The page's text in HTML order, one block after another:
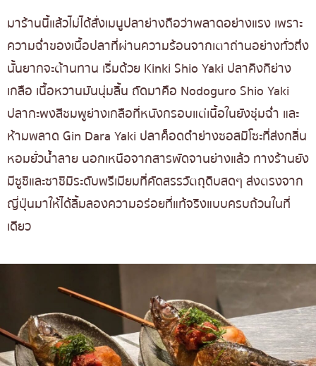
มาร้านนี้แล้วไม่ได้สั่งเมนูปลาย่างถือว่าพลาดอย่างแรง เพราะ
ความฉ่ำของเนื้อปลาที่ผ่านความร้อนจากเตาถ่านอย่างทั่วถึง
นั้นยากจะต้านทาน เริ่มด้วย Kinki Shio Yaki ปลาคิงกิย่าง
เกลือ เนื้อหวานมันนุ่มลิ้น ถัดมาคือ Nodoguro Shio Yaki
ปลากะพงสีชมพูย่างเกลือที่หนังกรอบแต่เนื้อในยังชุ่มฉ่ำ และ
ห้ามพลาด Gin Dara Yaki ปลาค็อดดำย่างซอสมิโซะที่ส่งกลิ่น
หอมยั่วน้ำลาย นอกเหนือจากสารพัดจานย่างแล้ว ทางร้านยัง
มีซูชิและซาชิมิระดับพรีเมียมที่คัดสรรวัตถุดิบสดๆ ส่งตรงจาก
ญี่ปุ่นมาให้ได้ลิ้มลองความอร่อยที่แท้จริงแบบครบถ้วนในที่
เดียว